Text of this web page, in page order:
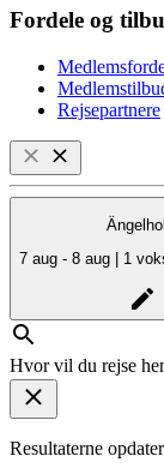
Fordele og
Rejsepartnere
7 aug -
Hvor vil du rejse
Resultaterne